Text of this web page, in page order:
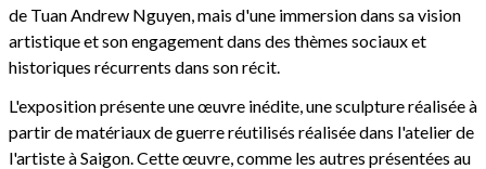
de Tuan Andrew Nguyen, mais d'une immersion dans sa vision
artistique et son engagement dans des thèmes sociaux et
historiques récurrents dans son récit.
L'exposition présente une œuvre inédite, une sculpture réalisée à
partir de matériaux de guerre réutilisés réalisée dans l'atelier de
l'artiste à Saigon. Cette œuvre, comme les autres présentées au